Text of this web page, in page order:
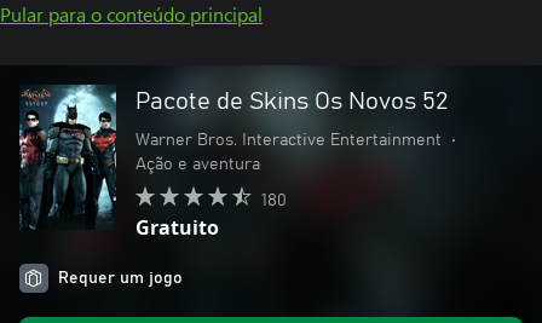
Pular para o conteúdo principal
Pacote de Skins Os Novos 52
Warner Bros. Interactive Entertainment
•
Ação e aventura
180
Gratuito
Requer um jogo